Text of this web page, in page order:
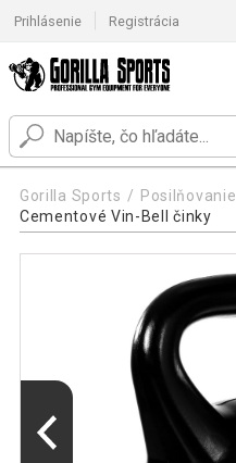
Prihlásenie Registrácia
Gorilla Sports Posilňovanie
Cementové Vin-Bell činky